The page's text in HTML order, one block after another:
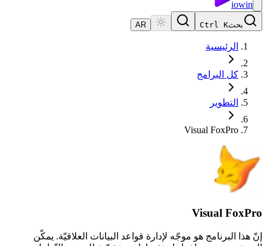
iowin
بحثCtrl K
AR
الرئيسية
كل البرامج
التطوير
Visual FoxPro
Visual FoxPro
إنّ هذا البرنامج هو موجّه لإدارة قواعد البيانات العلاقيّة. يمكّن